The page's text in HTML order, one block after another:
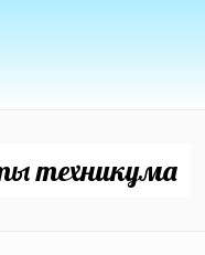
техникума